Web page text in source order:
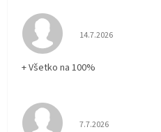
Hodnotenie
14.7.2026
+ Všetko na 100%
Hodnotenie
7.7.2026